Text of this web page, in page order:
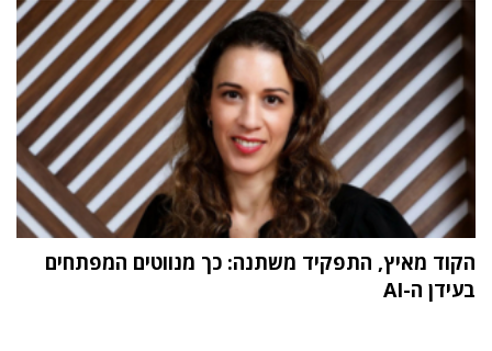
הקוד מאיץ, התפקיד משתנה: כך מנווטים המפתחים
בעידן ה-AI